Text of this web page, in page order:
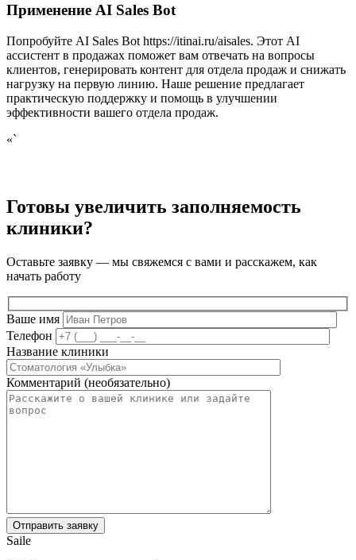
Применение AI Sales Bot
Попробуйте AI Sales Bot https://itinai.ru/aisales. Этот AI
ассистент в продажах поможет вам отвечать на вопросы
клиентов, генерировать контент для отдела продаж и снижать
нагрузку на первую линию. Наше решение предлагает
практическую поддержку и помощь в улучшении
эффективности вашего отдела продаж.
«`
Готовы увеличить заполняемость
клиники?
Оставьте заявку — мы свяжемся с вами и расскажем, как
начать работу
Ваше имя
Телефон
Название клиники
Комментарий (необязательно)
Saile